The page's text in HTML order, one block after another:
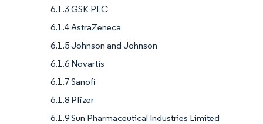
6.1.3 GSK PLC
6.1.4 AstraZeneca
6.1.5 Johnson and Johnson
6.1.6 Novartis
6.1.7 Sanofi
6.1.8 Pfizer
6.1.9 Sun Pharmaceutical Industries Limited